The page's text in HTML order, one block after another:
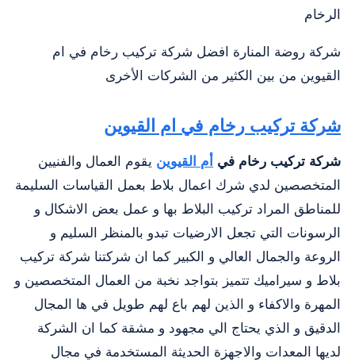
الرخام
شركة روضة المنارة افضل شركة تركيب رخام في ام
القيوين من بين الكثير من الشركات الأخرى
شركة تركيب رخام في ام القيوين
شركة تركيب رخام في أم القيوين يقوم العمال والفنيين
المتخصصين لدي شرك اعمال بلاط بعمل القياسات السليمة
للمناطق المراد تركيب البلاط بها و عمل بعض الاشكال و
الرسونات التي تجعل الارضيات تبدو بالمنظر السليم و
الروعة والجمال العالي و الكبير كما ان شركتنا شركة تركيب
بلاط و سيراميك تتميز بتواجد نخبة من العمال المتخصصين و
المهرة والاكفاء و الذين لهم باع لهم طويل في ها المجال
الدقيق و الذي يحتاج الي مجهود و مشقة كما ان الشركة
لديها المعدات والاجهزة الحديثة المستخدمة في مجال